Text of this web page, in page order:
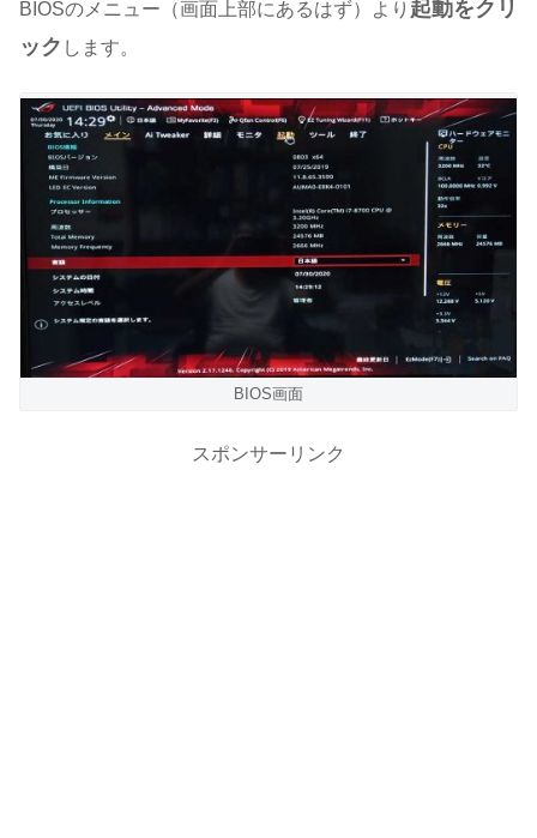
BIOSのメニュー（画面上部にあるはず）より 起動をクリ
ック します。
BIOS画面
スポンサーリンク